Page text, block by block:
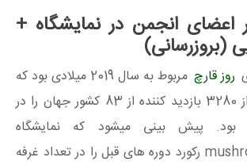
اعضای انجمن در نمایشگاه +
(بروزرسانی)
روز قارچ
مربوط به سال 2019 میلادی بود که
115 غرفه و بیش از 3280 بازدید کننده از 83 کشور جهان را در
پیش بینی میشود که نمایشگاه
mushroom days 2023 رکورد دوره های قبل را در تعداد غرفه